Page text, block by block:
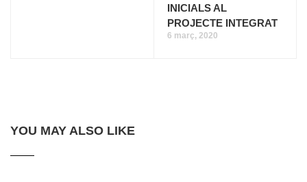
INICIALS AL
PROJECTE INTEGRAT
6 març, 2020
YOU MAY ALSO LIKE